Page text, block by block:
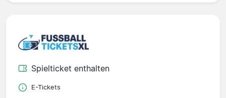
Spielticket enthalten
E-Tickets